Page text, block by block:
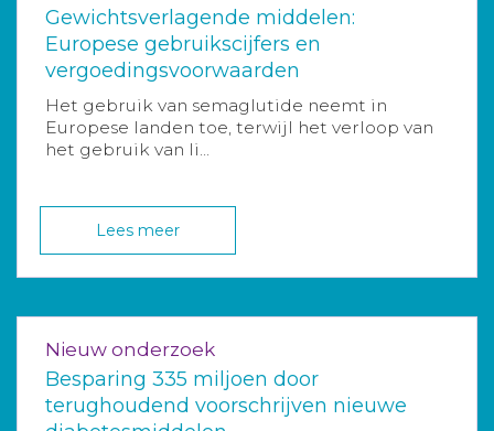
Gewichtsverlagende middelen:
Europese gebruikscijfers en
vergoedingsvoorwaarden
Het gebruik van semaglutide neemt in
Europese landen toe, terwijl het verloop van
het gebruik van li...
Lees meer
Nieuw onderzoek
Besparing 335 miljoen door
terughoudend voorschrijven nieuwe